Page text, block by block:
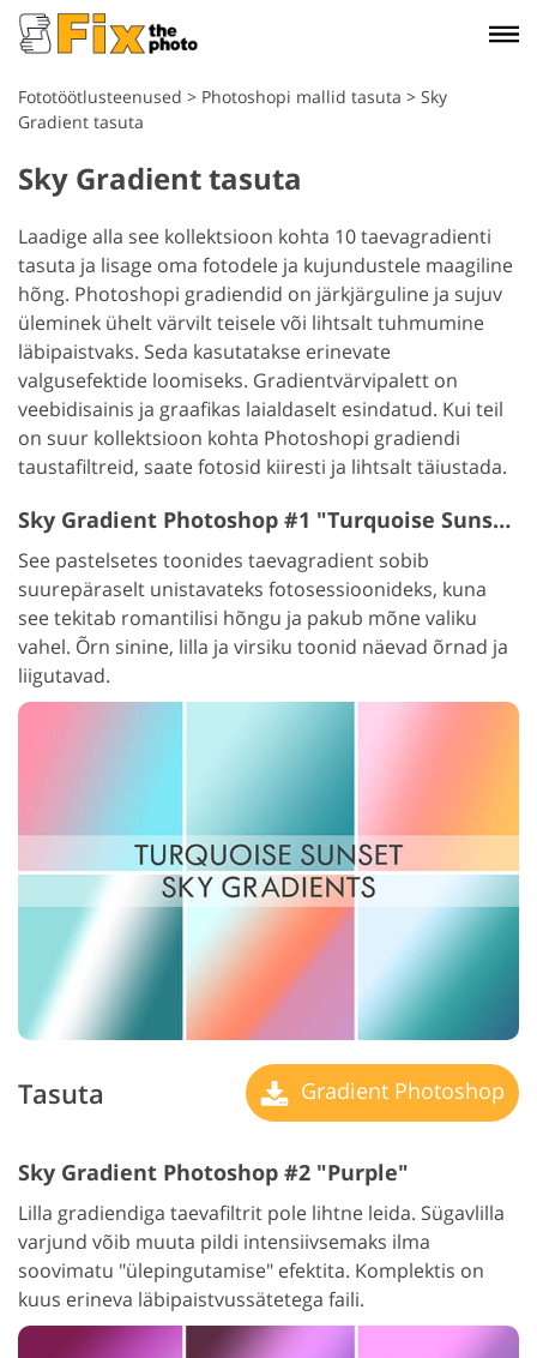
Fototöötlusteenused > Photoshopi mallid tasuta > Sky
Gradient tasuta
Sky Gradient tasuta
Laadige alla see kollektsioon kohta 10 taevagradienti
tasuta ja lisage oma fotodele ja kujundustele maagiline
hõng. Photoshopi gradiendid on järkjärguline ja sujuv
üleminek ühelt värvilt teisele või lihtsalt tuhmumine
läbipaistvaks. Seda kasutatakse erinevate
valgusefektide loomiseks. Gradientvärvipalett on
veebidisainis ja graafikas laialdaselt esindatud. Kui teil
on suur kollektsioon kohta Photoshopi gradiendi
taustafiltreid, saate fotosid kiiresti ja lihtsalt täiustada.
Sky Gradient Photoshop #1 "Turquoise Sunset"
See pastelsetes toonides taevagradient sobib
suurepäraselt unistavateks fotosessioonideks, kuna
see tekitab romantilisi hõngu ja pakub mõne valiku
vahel. Õrn sinine, lilla ja virsiku toonid näevad õrnad ja
liigutavad.
Tasuta Gradient Photoshop
Sky Gradient Photoshop #2 "Purple"
Lilla gradiendiga taevafiltrit pole lihtne leida. Sügavlilla
varjund võib muuta pildi intensiivsemaks ilma
soovimatu "ülepingutamise" efektita. Komplektis on
kuus erineva läbipaistvussätetega faili.